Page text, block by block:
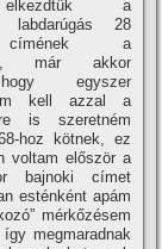
a
labdarúgás 28
a
már akkor
egyszer
kell azzal a
is szeretném
hoz kötnek, ez
voltam először a
bajnoki cí­met
esténként apám
mérkőzésem
megmaradnak